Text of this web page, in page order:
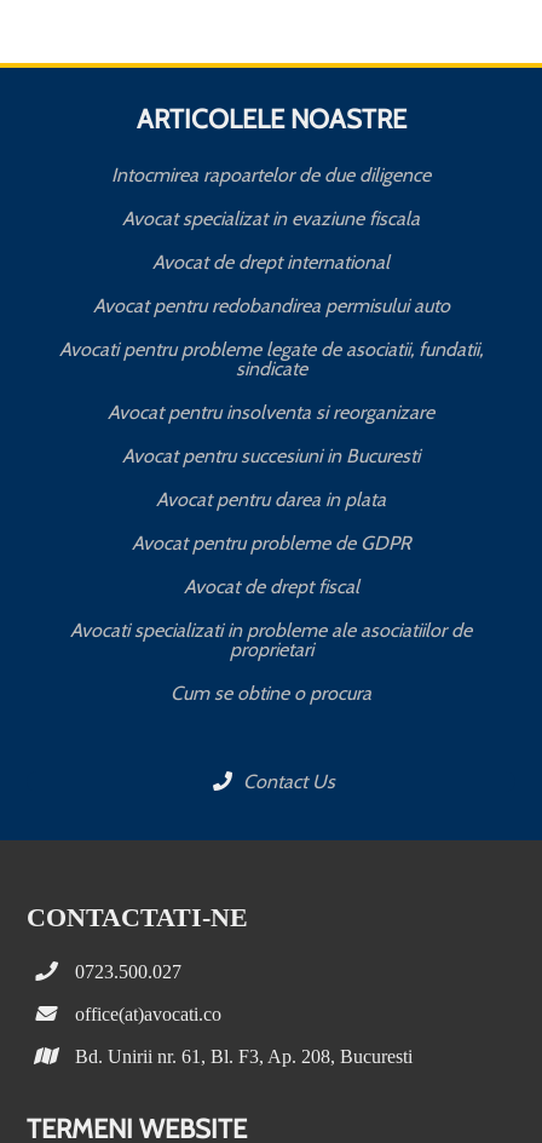
ARTICOLELE NOASTRE
Intocmirea rapoartelor de due diligence
Avocat specializat in evaziune fiscala
Avocat de drept international
Avocat pentru redobandirea permisului auto
Avocati pentru probleme legate de asociatii, fundatii,
sindicate
Avocat pentru insolventa si reorganizare
Avocat pentru succesiuni in Bucuresti
Avocat pentru darea in plata
Avocat pentru probleme de GDPR
Avocat de drept fiscal
Avocati specializati in probleme ale asociatiilor de
proprietari
Cum se obtine o procura
Contact Us
CONTACTATI-NE
0723.500.027
office(at)avocati.co
Bd. Unirii nr. 61, Bl. F3, Ap. 208, Bucuresti
TERMENI WEBSITE